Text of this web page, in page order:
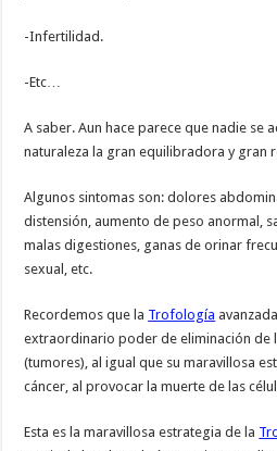
-Infertilidad.
-Etc…
A saber. Aun hace parece que nadie se
naturaleza la gran equilibradora y gran
Algunos sintomas son: dolores
distensión, aumento de peso anormal,
malas digestiones, ganas de orinar
sexual, etc.
Recordemos que la Trofología
extraordinario poder de eliminación de
(tumores), al igual que su maravillosa
cáncer, al provocar la muerte de las
Esta es la maravillosa estrategia de la